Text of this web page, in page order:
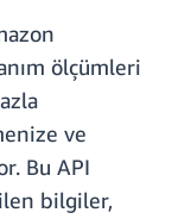
ölçümleri
ve
Bu API
bilgiler,